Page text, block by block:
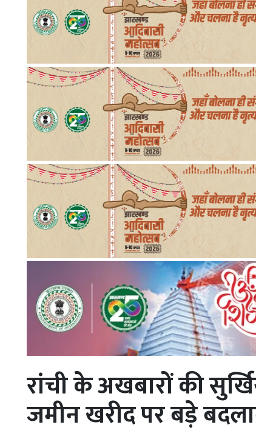
रांची के अखबारों की
जमीन खरीद पर बड़े